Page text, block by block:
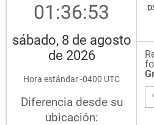
01:36:53
sábado, 8 de agosto
de 2026
Hora estándar -0400 UTC
Diferencia desde su
ubicación: